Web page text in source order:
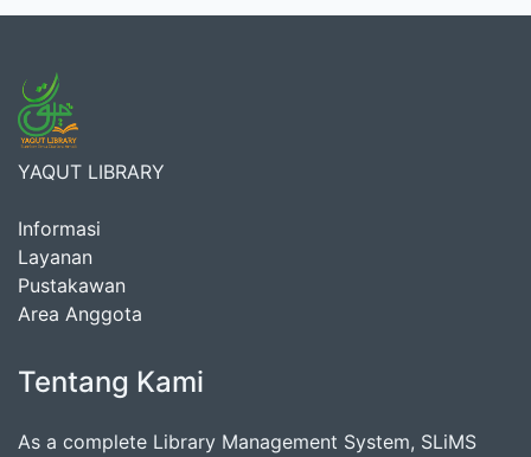
YAQUT LIBRARY
Informasi
Layanan
Pustakawan
Area Anggota
Tentang Kami
As a complete Library Management System, SLiMS